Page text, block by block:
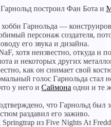
построил Фан Бота и
хобби Гарнольда —
персонаж создателя,
его звука и дизайна.
хотя неизвестно, откуда и
и некоторых других
как он снимает свой
голос Гарнольда стал
у него и Саймона одни и те
что Гарнольд был
раздавил его заживо.
из Five Nights At